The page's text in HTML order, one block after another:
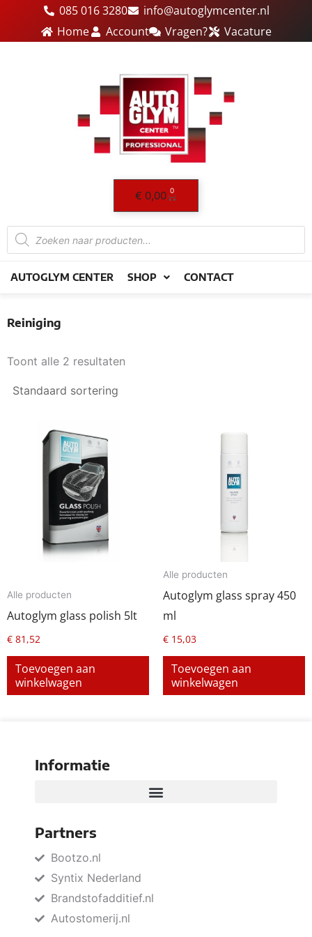
085 016 3280
info@autoglymcenter.nl
Home
Account Vragen? Vacature
€ 0,00 0
Winkelwagen
Producten
zoeken
AUTOGLYM CENTER SHOP CONTACT
Reiniging
Toont alle 2 resultaten
Alle producten
Autoglym glass polish 5lt
€ 81,52
Toevoegen aan
winkelwagen
Alle producten
Autoglym glass spray 450
ml
€ 15,03
Toevoegen aan
winkelwagen
Informatie
Partners
Bootzo.nl
Syntix Nederland
Brandstofadditief.nl
Autostomerij.nl